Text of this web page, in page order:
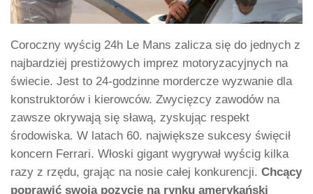
Coroczny wyścig 24h Le Mans zalicza się do jednych z
najbardziej prestiżowych imprez motoryzacyjnych na
świecie. Jest to 24-godzinne mordercze wyzwanie dla
konstruktorów i kierowców. Zwycięzcy zawodów na
zawsze okrywają się sławą, zyskując respekt
środowiska. W latach 60. największe sukcesy święcił
koncern Ferrari. Włoski gigant wygrywał wyścig kilka
razy z rzędu, grając na nosie całej konkurencji. Chcący
poprawić swoją pozycję na rynku amerykański